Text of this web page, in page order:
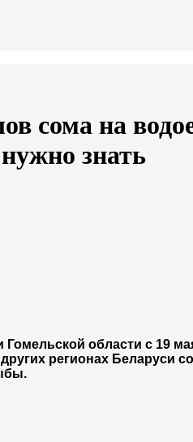
сома на
знать
области с 19
регионах Беларуси